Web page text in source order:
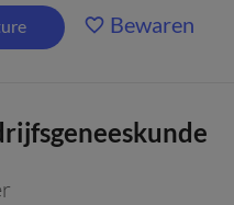
Bewaren